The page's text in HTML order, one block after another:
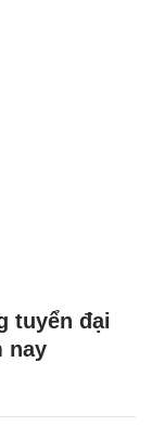
tuyển đại
nay